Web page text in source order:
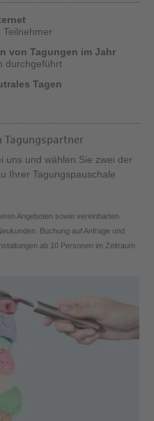
von Tagungen im Jahr
durchgeführt
Tagen
Tagungspartner
uns und wählen Sie zwei der
Ihrer Tagungspauschale
Angeboten sowie vereinbarten
Buchung auf Anfrage und
ab 10 Personen im Zeitraum